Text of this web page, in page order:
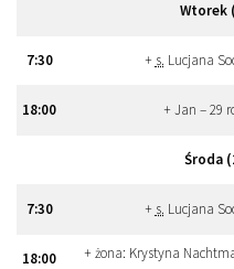
Wtorek
7:30 + s. Lucjana
18:00 + Jan – 29
Środa
7:30 + s. Lucjana
18:00
+ żona: Krystyna